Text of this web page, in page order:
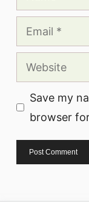
Email
Website
Save my
browser